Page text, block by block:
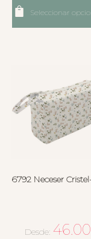
Seleccionar
6792 Neceser
Desde: 46.00